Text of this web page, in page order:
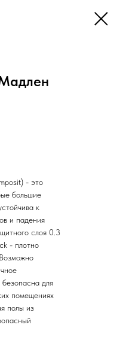
- это
большие
к
и падения
слоя 0.3
- плотно
для
помещениях
полы из